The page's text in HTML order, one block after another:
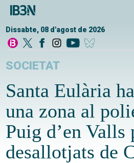
Dissabte, 08 d'agost de 2026
SOCIETAT
Santa Eulària
una zona al
Puig d’en
desallotjats de